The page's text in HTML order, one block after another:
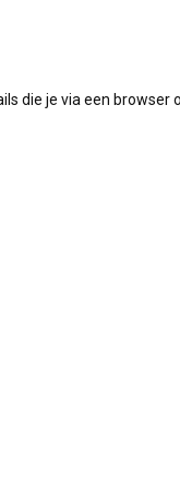
die je via een browser